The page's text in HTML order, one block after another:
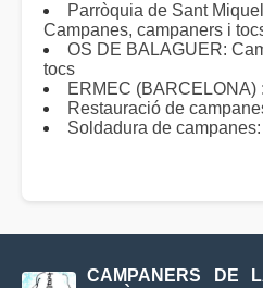
Parròquia de Sant
Campanes, campaners i
OS DE BALAGUER:
tocs
ERMEC (BARCELONA)
Restauració de
Soldadura de
CAMPANERS DE